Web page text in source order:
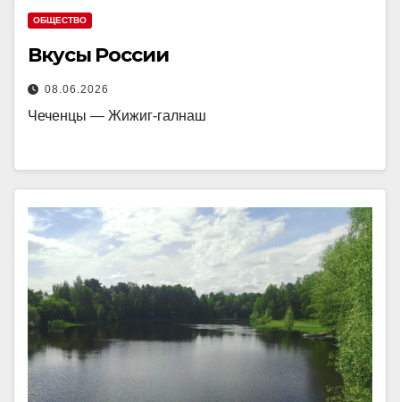
ОБЩЕСТВО
Вкусы России
08.06.2026
Чеченцы — Жижиг-галнаш